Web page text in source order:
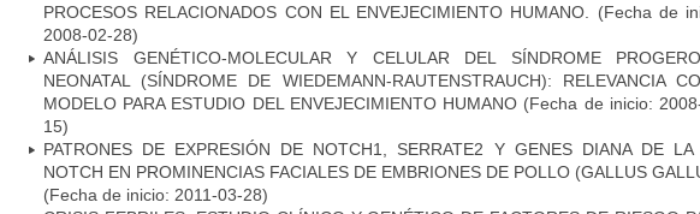
PROCESOS RELACIONADOS CON EL ENVEJECIMIENTO HUMANO.
(Fecha de
2008-02-28)
ANÁLISIS GENÉTICO-MOLECULAR Y CELULAR DEL SÍNDROME
NEONATAL (SÍNDROME DE WIEDEMANN-RAUTENSTRAUCH): RELEVANCIA
MODELO PARA ESTUDIO DEL ENVEJECIMIENTO HUMANO (Fecha de inicio:
15)
PATRONES DE EXPRESIÓN DE NOTCH1, SERRATE2 Y GENES DIANA DE LA
NOTCH EN PROMINENCIAS FACIALES DE EMBRIONES DE POLLO (GALLUS
(Fecha de inicio: 2011-03-28)